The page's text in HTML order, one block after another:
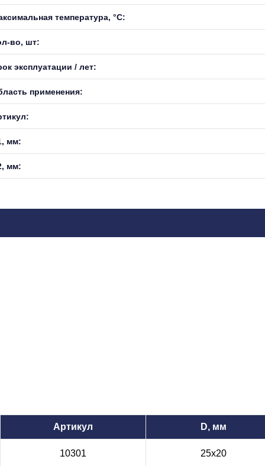
температура, °С:
во, шт:
эксплуатации / лет:
применения:
мм:
мм:
Артикул D, мм
10301 25x20